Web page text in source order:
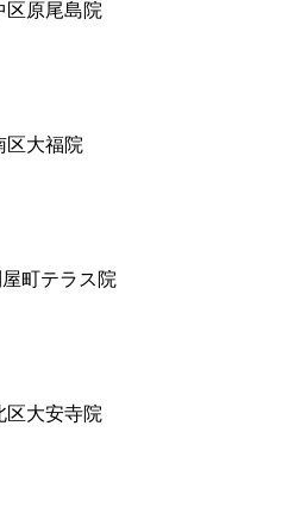
区原尾島院
区大福院
町テラス院
区大安寺院